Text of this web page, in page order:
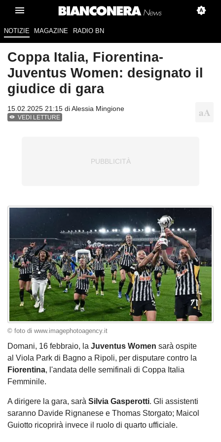
NOTIZIE MAGAZINE RADIO BN
Coppa Italia, Fiorentina-
Juventus Women: designato il
giudice di gara
15.02.2025 21:15 diAlessia Mingione
VEDI LETTURE
© foto di www.imagephotoagency.it
Domani, 16 febbraio, la Juventus Women sarà ospite
al Viola Park di Bagno a Ripoli, per disputare contro la
Fiorentina, l'andata delle semifinali di Coppa Italia
Femminile.
A dirigere la gara, sarà Silvia Gasperotti. Gli assistenti
saranno Davide Rignanese e Thomas Storgato; Maicol
Guiotto ricoprirà invece il ruolo di quarto ufficiale.